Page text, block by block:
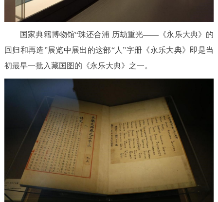
国家典籍博物馆“珠还合浦 历劫重光——《永乐大典》的
回归和再造”展览中展出的这部“人”字册《永乐大典》即是当
初最早一批入藏国图的《永乐大典》之一。